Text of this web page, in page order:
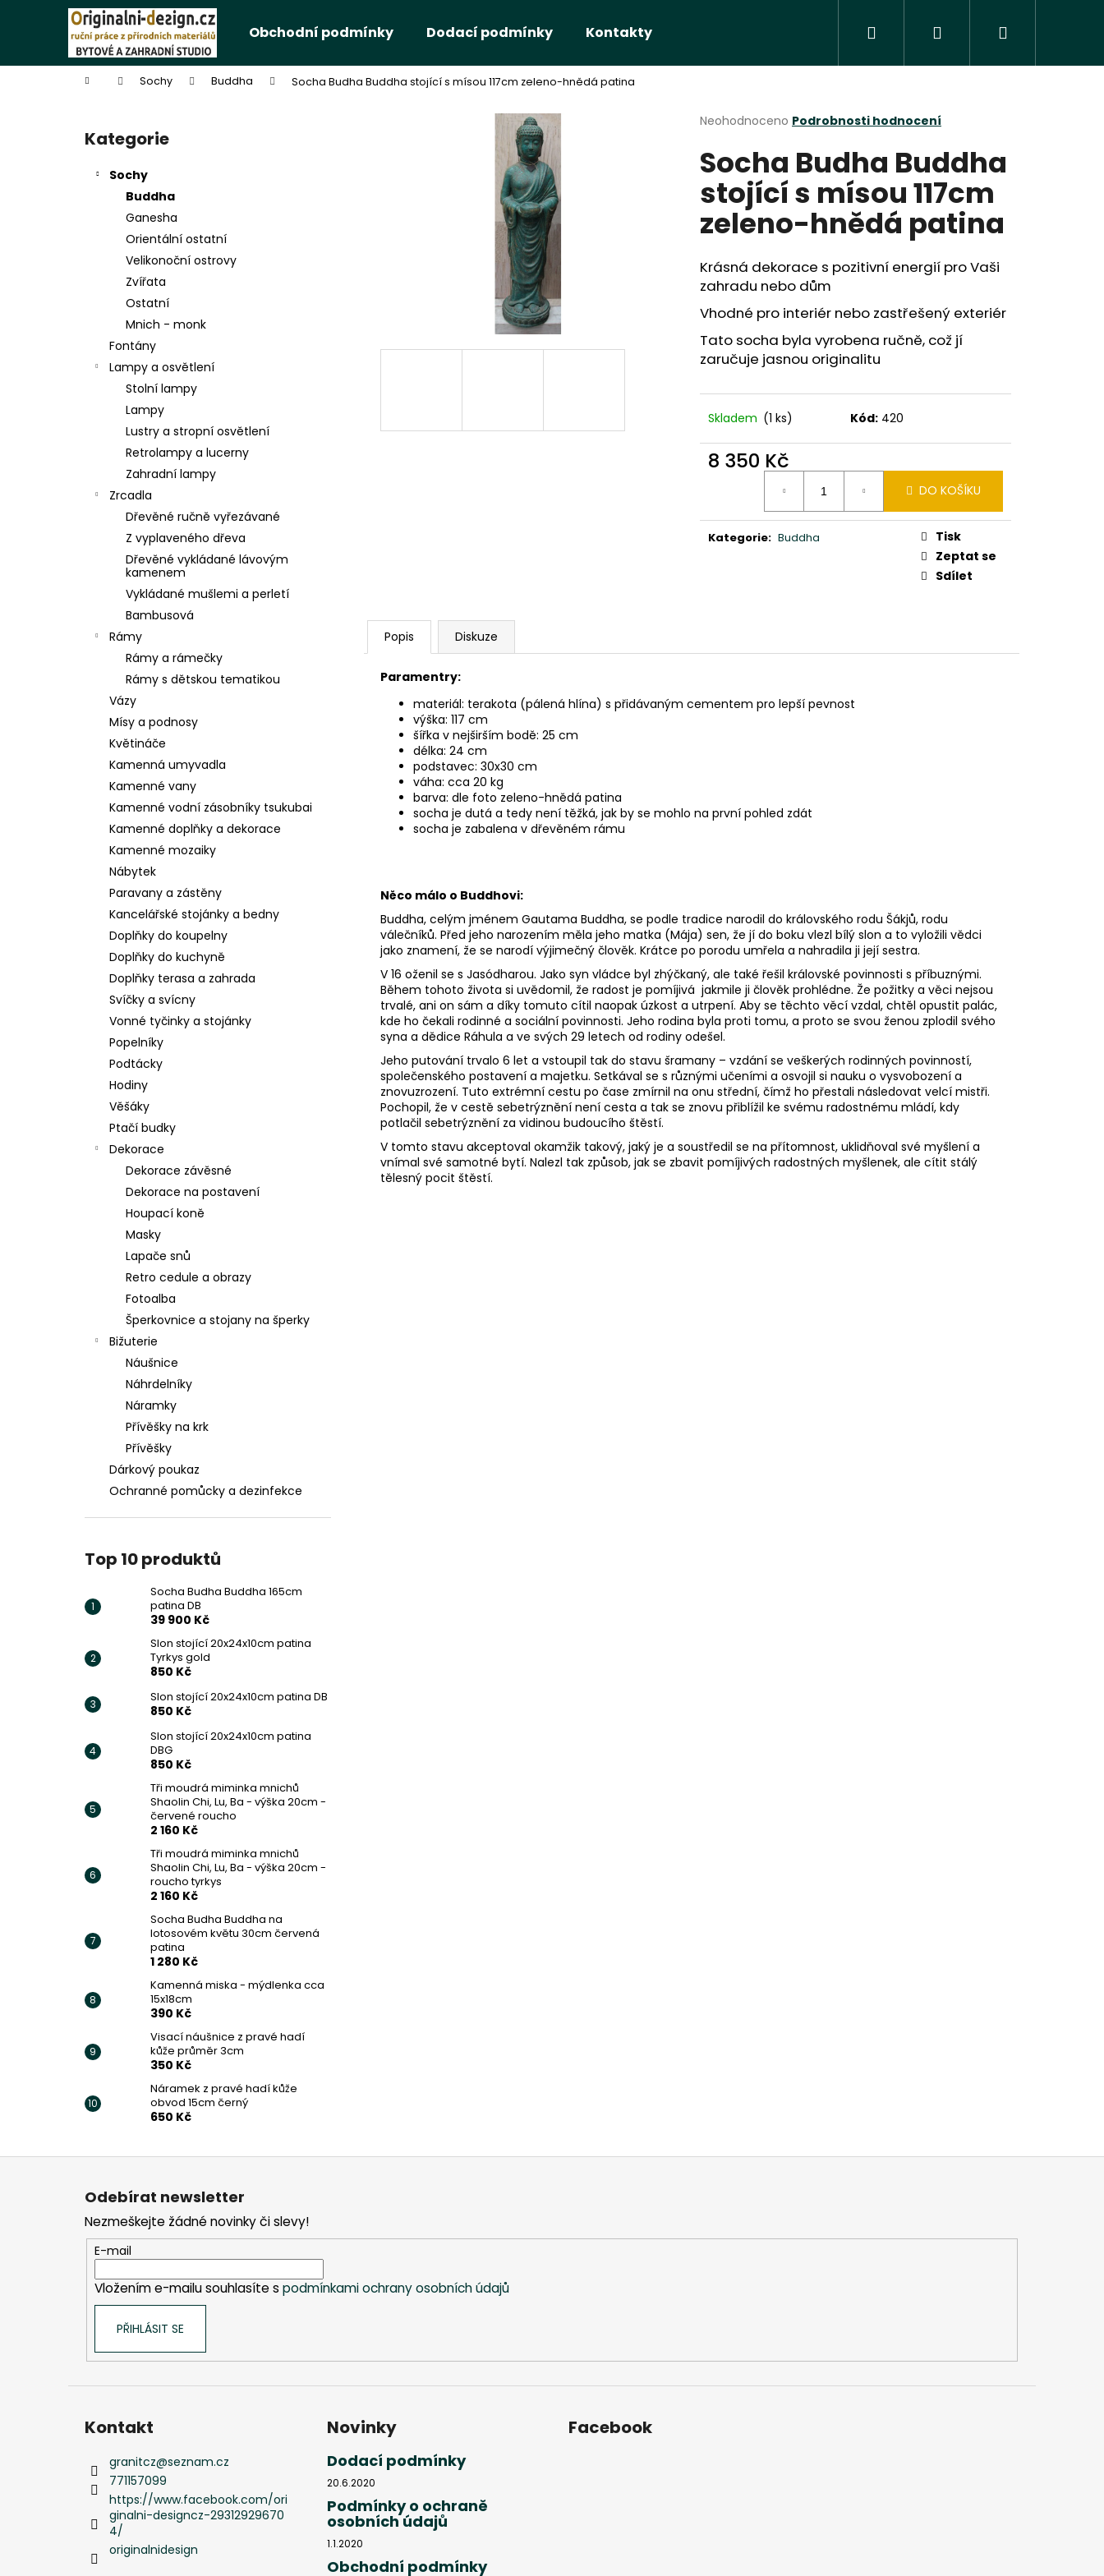
Obchodní podmínky Dodací podmínky Kontakty Hledat PřihlášeníNákupní
Domů Sochy Buddha Socha Budha Buddha stojící s mísou 117cm zeleno-hnědá patina
Přeskočit
kategorie
Kategorie
Sochy
Buddha
Ganesha
Orientální ostatní
Velikonoční ostrovy
Zvířata
Ostatní
Mnich - monk
Fontány
Lampy a osvětlení
Stolní lampy
Lampy
Lustry a stropní osvětlení
Retrolampy a lucerny
Zahradní lampy
Zrcadla
Dřevěné ručně vyřezávané
Z vyplaveného dřeva
Dřevěné vykládané lávovým
kamenem
Vykládané mušlemi a perletí
Bambusová
Rámy
Rámy a rámečky
Rámy s dětskou tematikou
Vázy
Mísy a podnosy
Květináče
Kamenná umyvadla
Kamenné vany
Kamenné vodní zásobníky tsukubai
Kamenné doplňky a dekorace
Kamenné mozaiky
Nábytek
Paravany a zástěny
Kancelářské stojánky a bedny
Doplňky do koupelny
Doplňky do kuchyně
Doplňky terasa a zahrada
Svíčky a svícny
Vonné tyčinky a stojánky
Popelníky
Podtácky
Hodiny
Věšáky
Ptačí budky
Dekorace
Dekorace závěsné
Dekorace na postavení
Houpací koně
Masky
Lapače snů
Retro cedule a obrazy
Fotoalba
Šperkovnice a stojany na šperky
Bižuterie
Náušnice
Náhrdelníky
Náramky
Přívěšky na krk
Přívěšky
Dárkový poukaz
Ochranné pomůcky a dezinfekce
Top 10 produktů
Socha Budha Buddha 165cm
patina DB
39 900 Kč
Slon stojící 20x24x10cm patina
Tyrkys gold
850 Kč
Slon stojící 20x24x10cm patina DB
850 Kč
Slon stojící 20x24x10cm patina
DBG
850 Kč
Tři moudrá miminka mnichů
Shaolin Chi, Lu, Ba - výška 20cm -
červené roucho
2 160 Kč
Tři moudrá miminka mnichů
Shaolin Chi, Lu, Ba - výška 20cm -
roucho tyrkys
2 160 Kč
Socha Budha Buddha na
lotosovém květu 30cm červená
patina
1 280 Kč
Kamenná miska - mýdlenka cca
15x18cm
390 Kč
Visací náušnice z pravé hadí
kůže průměr 3cm
350 Kč
Náramek z pravé hadí kůže
obvod 15cm černý
650 Kč
Průměrné
produktu
je
z
5
hvězdiček.
Neohodnoceno Podrobnosti hodnocení
Socha Budha Buddha
stojící s mísou 117cm
zeleno-hnědá patina
Krásná dekorace s pozitivní energií pro Vaši
zahradu nebo dům
Vhodné pro interiér nebo zastřešený exteriér
Tato socha byla vyrobena ručně, což jí
zaručuje jasnou originalitu
Skladem (1 ks) Kód: 420
8 350 Kč
DO KOŠÍKU
Kategorie: Buddha
Tisk
Zeptat se
Sdílet
Popis Diskuze
Paramentry:
materiál: terakota (pálená hlína) s přidávaným cementem pro lepší pevnost
výška: 117 cm
šířka v nejširším bodě: 25 cm
délka: 24 cm
podstavec: 30x30 cm
váha: cca 20 kg
barva: dle foto zeleno-hnědá patina
socha je dutá a tedy není těžká, jak by se mohlo na první pohled zdát
socha je zabalena v dřevěném rámu
Něco málo o Buddhovi:
Buddha, celým jménem Gautama Buddha, se podle tradice narodil do královského rodu Šákjů, rodu
válečníků. Před jeho narozením měla jeho matka (Mája) sen, že jí do boku vlezl bílý slon a to vyložili vědci
jako znamení, že se narodí výjimečný člověk. Krátce po porodu umřela a nahradila ji její sestra.
V 16 oženil se s Jasódharou. Jako syn vládce byl zhýčkaný, ale také řešil královské povinnosti s příbuznými.
Během tohoto života si uvědomil, že radost je pomíjivá jakmile ji člověk prohlédne. Že požitky a věci nejsou
trvalé, ani on sám a díky tomuto cítil naopak úzkost a utrpení. Aby se těchto věcí vzdal, chtěl opustit palác,
kde ho čekali rodinné a sociální povinnosti. Jeho rodina byla proti tomu, a proto se svou ženou zplodil svého
syna a dědice Ráhula a ve svých 29 letech od rodiny odešel.
Jeho putování trvalo 6 let a vstoupil tak do stavu šramany – vzdání se veškerých rodinných povinností,
společenského postavení a majetku. Setkával se s různými učeními a osvojil si nauku o vysvobození a
znovuzrození. Tuto extrémní cestu po čase zmírnil na onu střední, čímž ho přestali následovat velcí mistři.
Pochopil, že v cestě sebetrýznění není cesta a tak se znovu přiblížil ke svému radostnému mládí, kdy
potlačil sebetrýznění za vidinou budoucího štěstí.
V tomto stavu akceptoval okamžik takový, jaký je a soustředil se na přítomnost, uklidňoval své myšlení a
vnímal své samotné bytí. Nalezl tak způsob, jak se zbavit pomíjivých radostných myšlenek, ale cítit stálý
tělesný pocit štěstí.
í
Zpět
do
Zpět
do
Co potřebujete najít?
Doporučujeme
Následující
SOCHA BUDHA BUDDHA 165CM PATINA
39 900 Kč
SLON STOJÍCÍ 20X24X10CM PATINA DB
Z
Odebírat newsletter
Nezmeškejte žádné novinky či slevy!
E-mail
Vložením e-mailu souhlasíte s podmínkami ochrany osobních údajů
PŘIHLÁSIT SE
Kontakt
granitcz@seznam.cz
771157099
https://www.facebook.com/ori
ginalni-designcz-29312929670
4/
originalnidesign
Novinky
Dodací podmínky
20.6.2020
Podmínky o ochraně
osobních údajů
1.1.2020
Obchodní podmínky
Facebook